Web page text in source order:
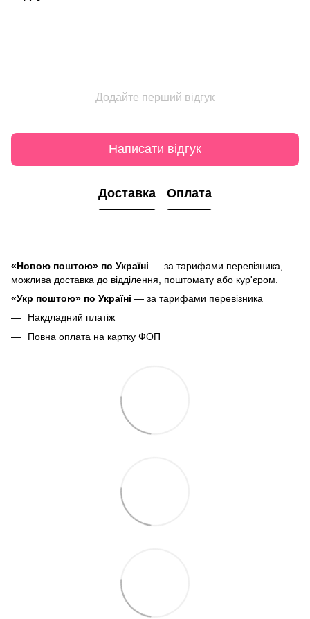
Додайте перший відгук
Написати відгук
Доставка Оплата
«Новою поштою» по Україні — за тарифами перевізника,
можлива доставка до відділення, поштомату або кур'єром.
«Укр поштою» по Україні — за тарифами перевізника
Накдладний платіж
Повна оплата на картку ФОП